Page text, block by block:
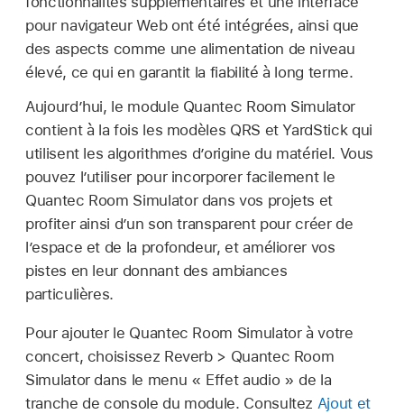
pour navigateur Web ont été intégrées, ainsi que
des aspects comme une alimentation de niveau
élevé, ce qui en garantit la fiabilité à long terme.
Aujourd’hui, le module Quantec Room Simulator
contient à la fois les modèles QRS et YardStick qui
utilisent les algorithmes d’origine du matériel. Vous
pouvez l’utiliser pour incorporer facilement le
Quantec Room Simulator dans vos projets et
profiter ainsi d’un son transparent pour créer de
l’espace et de la profondeur, et améliorer vos
pistes en leur donnant des ambiances
particulières.
Pour ajouter le Quantec Room Simulator à votre
concert, choisissez Reverb > Quantec Room
Simulator dans le menu « Effet audio » de la
tranche de console du module. Consultez Ajout et